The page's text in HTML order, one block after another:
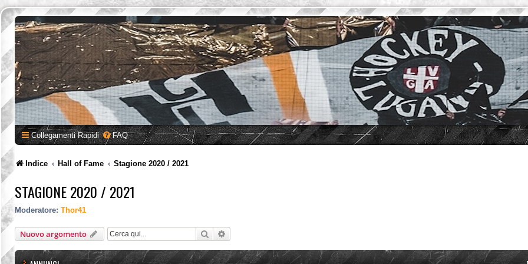
Collegamenti Rapidi FAQ
Indice Hall of Fame Stagione 2020 / 2021
STAGIONE 2020 / 2021
Moderatore: Thor41
Nuovo argomento Cerca